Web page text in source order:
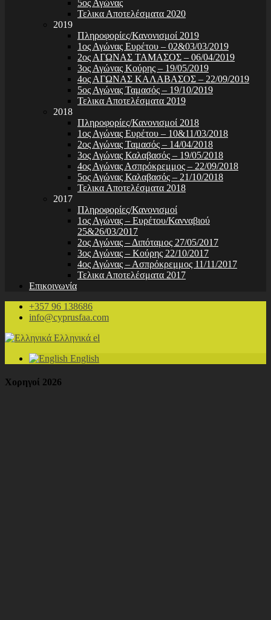
5ος Αγώνας
Τελικα Αποτελέσματα 2020
2019
Πληροφορίες/Κανονισμοί 2019
1ος Αγώνας Ευρέτου – 02&03/03/2019
2ος ΑΓΩΝΑΣ ΤΑΜΑΣΟΣ – 06/04/2019
3ος Αγώνας Κούρης – 19/05/2019
4ος ΑΓΩΝΑΣ ΚΑΛΑΒΑΣΟΣ – 22/09/2019
5ος Αγώνας Ταμασός – 19/10/2019
Τελικα Αποτελέσματα 2019
2018
Πληροφορίες/Κανονισμοί 2018
1ος Αγώνας Ευρέτου – 10&11/03/2018
2ος Αγώνας Ταμασός – 14/04/2018
3ος Αγώνας Καλαβασός – 19/05/2018
4ος Αγώνας Ασπρόκρεμμος – 22/09/2018
5ος Αγώνας Καλαβασός – 21/10/2018
Τελικα Αποτελέσματα 2018
2017
Πληροφορίες/Κανονισμοί
1ος Αγώνας – Ευρέτου/Κανναβιού
25&26/03/2017
2ος Αγώνας – Διπόταμος 27/05/2017
3ος Αγώνας – Κούρης 22/10/2017
4ος Αγώνας – Ασπρόκρεμμος 11/11/2017
Τελικα Αποτελέσματα 2017
Επικοινωνία
+357 96 138686
info@cyprusfaa.com
Ελληνικά el
English
Χορηγοί 2026